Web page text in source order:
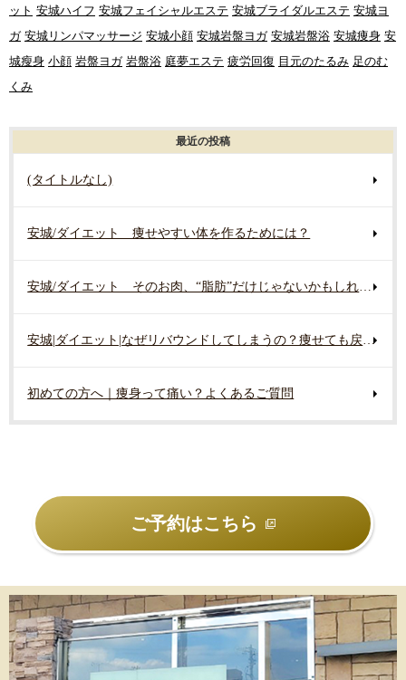
ット 安城ハイフ 安城フェイシャルエステ 安城ブライダルエステ 安城ヨ
ガ 安城リンパマッサージ 安城小顔 安城岩盤ヨガ 安城岩盤浴 安城痩身 安
城瘦身 小顔 岩盤ヨガ 岩盤浴 庭夢エステ 疲労回復 目元のたるみ 足のむ
くみ
最近の投稿
(タイトルなし)
安城/ダイエット 痩せやすい体を作るためには？
安城/ダイエット そのお肉、“脂肪”だけじゃないかもしれません
安城|ダイエット|なぜリバウンドしてしまうの？痩せても戻る原因
初めての方へ｜痩身って痛い？よくあるご質問
ご予約はこちら